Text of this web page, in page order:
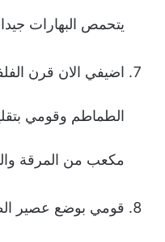
يتحمص البهارات
اضيفي الان قرن
الطماطم وقومي
مكعب من المرقة
قومي بوضع عصير